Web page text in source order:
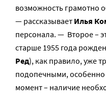
возможность грамотно
— рассказывает Илья
персонала. — Второе –
старше 1955 года
Ред), как правило, уже
подопечными,
момент – наличие